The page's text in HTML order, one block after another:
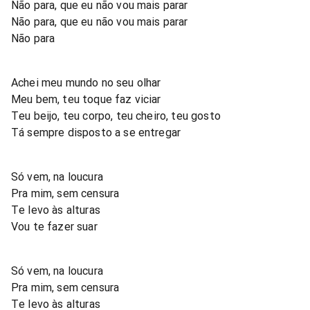
Não para, que eu não vou mais parar
Não para, que eu não vou mais parar
Não para
Achei meu mundo no seu olhar
Meu bem, teu toque faz viciar
Teu beijo, teu corpo, teu cheiro, teu gosto
Tá sempre disposto a se entregar
Só vem, na loucura
Pra mim, sem censura
Te levo às alturas
Vou te fazer suar
Só vem, na loucura
Pra mim, sem censura
Te levo às alturas